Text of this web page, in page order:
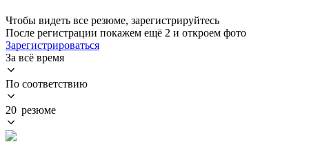
Чтобы видеть все резюме, зарегистрируйтесь
После регистрации покажем ещё 2 и откроем фото
Зарегистрироваться
За всё время
По соответствию
20 резюме